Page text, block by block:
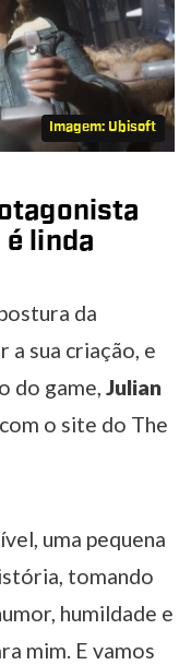
Imagem: Ubisoft
é linda
da
sua criação, e
do game, Julian
o site do The
uma pequena
tomando
humildade e
mim. E vamos